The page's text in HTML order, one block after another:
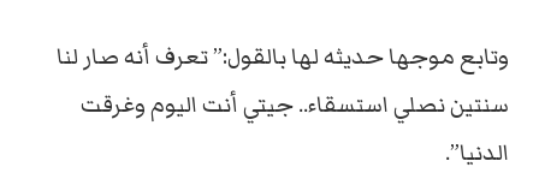
وتابع موجها حديثه لها بالقول:” تعرف أنه صار لنا
سنتين نصلي استسقاء.. جيتي أنت اليوم وغرقت
الدنيا”.